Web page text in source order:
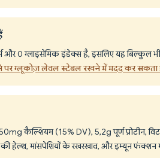
0 ग्लाइसेमिक इंडेक्स है, इसलिए यह बिल्कुल भी
पर ग्लूकोज़ लेवल स्टेबल रखने में मदद कर सकता
कैल्शियम (15% DV), 5,2g पूर्ण प्रोटीन,
की हेल्थ, मांसपेशियों के रखरखाव, और इम्यून फंक्शन